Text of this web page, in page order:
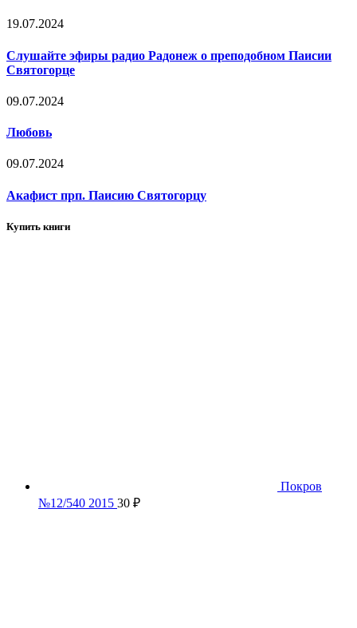
19.07.2024
Слушайте эфиры радио Радонеж о преподобном Паисии
Святогорце
09.07.2024
Любовь
09.07.2024
Акафист прп. Паисию Святогорцу
Купить книги
Покров
№12/540 2015 30 ₽